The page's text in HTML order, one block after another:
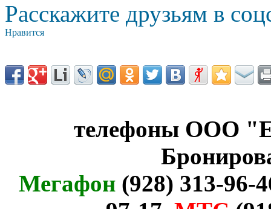
Расскажите друзьям в
Нравится
телефоны ООО
Мегафон(928) 313-96-